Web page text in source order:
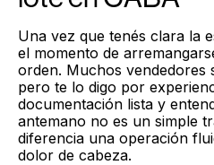
Una vez que tenés clara la
el momento de
orden. Muchos vendedores
pero te lo digo por
documentación lista y
antemano no es un simple
diferencia una operación
dolor de cabeza.